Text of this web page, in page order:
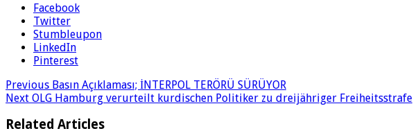
Facebook
Twitter
Stumbleupon
LinkedIn
Pinterest
Previous Basın Açıklaması; İNTERPOL TERÖRÜ SÜRÜYOR
Next OLG Hamburg verurteilt kurdischen Politiker zu dreijähriger Freiheitsstrafe
Related Articles